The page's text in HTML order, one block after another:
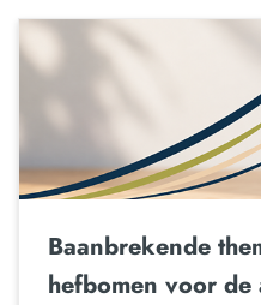
Baanbrekende
hefbomen voor